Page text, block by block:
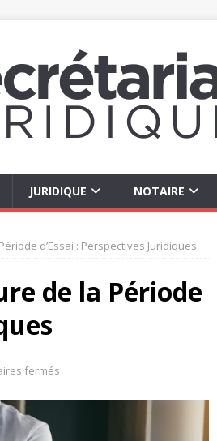
JURIDIQUE NOTAIRE
d’Essai : Perspectives Juridiques
de la Période
fermés